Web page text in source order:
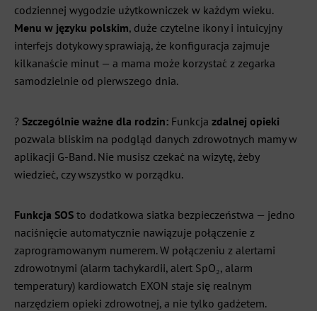
codziennej wygodzie użytkowniczek w każdym wieku.
Menu w języku polskim, duże czytelne ikony i intuicyjny
interfejs dotykowy sprawiają, że konfiguracja zajmuje
kilkanaście minut — a mama może korzystać z zegarka
samodzielnie od pierwszego dnia.
? Szczególnie ważne dla rodzin: Funkcja zdalnej opieki
pozwala bliskim na podgląd danych zdrowotnych mamy w
aplikacji G-Band. Nie musisz czekać na wizytę, żeby
wiedzieć, czy wszystko w porządku.
Funkcja SOS to dodatkowa siatka bezpieczeństwa — jedno
naciśnięcie automatycznie nawiązuje połączenie z
zaprogramowanym numerem. W połączeniu z alertami
zdrowotnymi (alarm tachykardii, alert SpO₂, alarm
temperatury) kardiowatch EXON staje się realnym
narzędziem opieki zdrowotnej, a nie tylko gadżetem.